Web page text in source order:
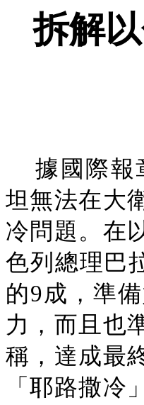
拆解
據國際報
坦無法在大
冷問題。在
色列總理巴
的9成，準
力，而且也
稱，達成最
「耶路撒